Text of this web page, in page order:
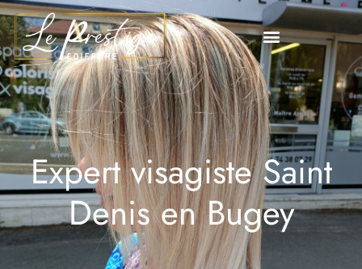
Expert visagiste Saint
Denis en Bugey